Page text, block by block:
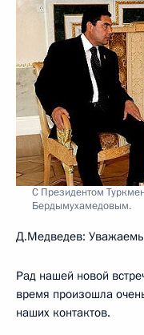
С Президентом
Бердымухамедовым.
Д.Медведев:
Рад нашей новой
время произошла
наших контактов.